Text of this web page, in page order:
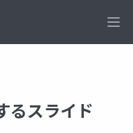
るスライド